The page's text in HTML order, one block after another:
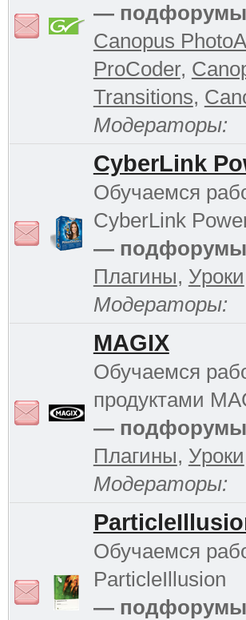
—
Canopus
ProCoder,
Transitions,
Модераторы:
CyberLink
Обучаемся
CyberLink
—
Плагины, Уроки
Модераторы:
MAGIX
Обучаемся
продуктами
—
Плагины, Уроки
Модераторы:
Обучаемся
ParticleIllusion
—